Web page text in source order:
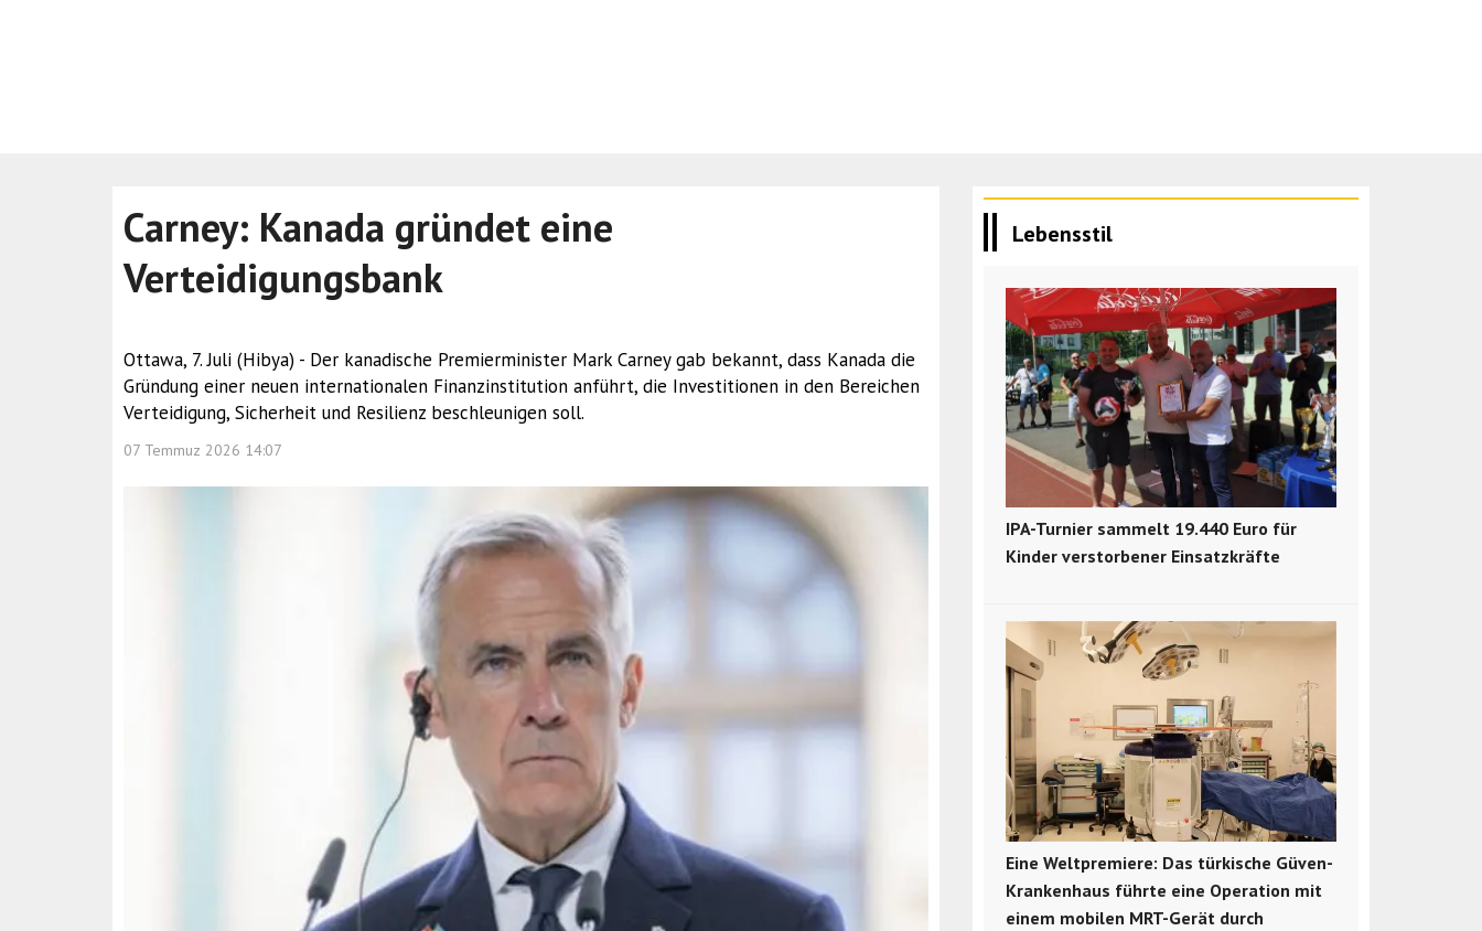
Carney: Kanada gründet eine
Verteidigungsbank
Ottawa, 7. Juli (Hibya) - Der kanadische Premierminister Mark Carney gab bekannt, dass Kanada die
Gründung einer neuen internationalen Finanzinstitution anführt, die Investitionen in den Bereichen
Verteidigung, Sicherheit und Resilienz beschleunigen soll.
07 Temmuz 2026 14:07
Lebensstil
IPA-Turnier sammelt 19.440 Euro für
Kinder verstorbener Einsatzkräfte
Eine Weltpremiere: Das türkische Güven-
Krankenhaus führte eine Operation mit
einem mobilen MRT-Gerät durch